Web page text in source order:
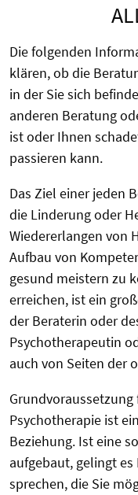
Die folgenden
klären, ob die
in der Sie sich
anderen Beratung
ist oder Ihnen
passieren kann.
Das Ziel einer jeden
die Linderung oder
Wiedererlangen von
Aufbau von
gesund meistern zu
erreichen, ist ein
der Beraterin oder
Psychotherapeutin
auch von Seiten der
Psychotherapie ist
Beziehung. Ist eine
aufgebaut, gelingt
sprechen, die Sie